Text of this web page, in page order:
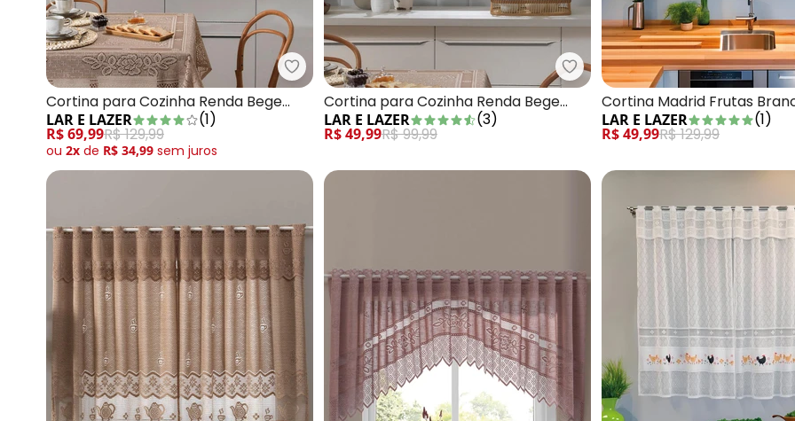
Lar e Lazer - Cortina para Cozinha Renda Bege 200x120 cm
Cortina para Cozinha Renda Bege
200x120 cm
LAR E LAZER (1)
R$ 69,99R$ 129,99
ou 2x de R$ 34,99 sem juros
Lar e Lazer - Cortina para
Cortina para Cozinha Renda Bege
200x80
LAR E LAZER (3)
R$ 49,99R$ 99,99
Cortina Madrid Frutas
cm
LAR E LAZER (1)
R$ 49,99R$ 129,99